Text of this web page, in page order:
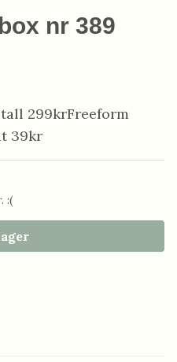
nr 389
299krFreeform
39kr
:(